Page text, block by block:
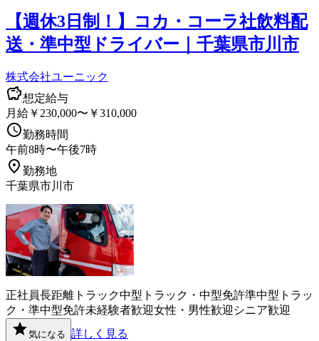
【週休3日制！】コカ・コーラ社飲料配
送・準中型ドライバー｜千葉県市川市
株式会社ユーニック
想定給与
月給￥230,000〜￥310,000
勤務時間
午前8時〜午後7時
勤務地
千葉県市川市
正社員長距離 トラック中型トラック・中型免許準中型トラッ
ク・準中型免許未経験者歓迎女性・男性歓迎 シニア歓迎
気になる 詳しく見る